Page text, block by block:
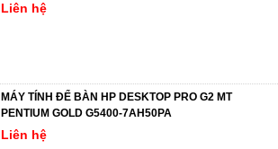
Liên hệ
MÁY TÍNH ĐỂ BÀN HP DESKTOP PRO G2 MT
PENTIUM GOLD G5400-7AH50PA
Liên hệ